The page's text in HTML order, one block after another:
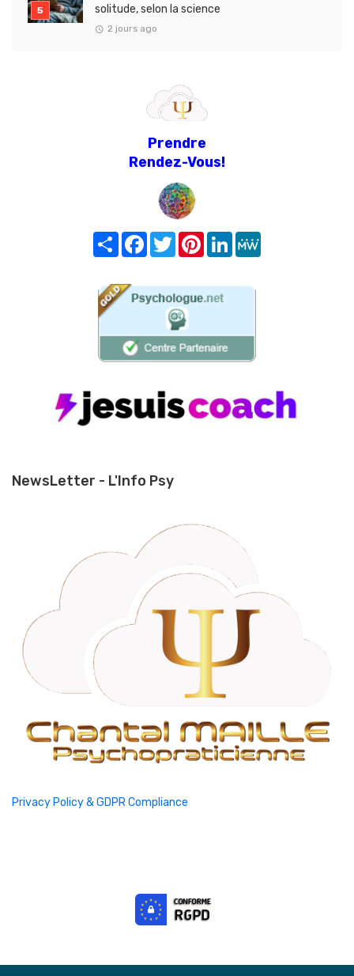
solitude, selon la science
2 jours ago
Prendre
Rendez-Vous!
Share FacebookTwitterPinterest
LinkedIn
NewsLetter - L'Info Psy
Privacy Policy & GDPR Compliance